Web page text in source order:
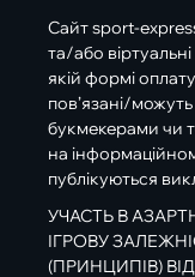
Сайт sport-
та/або
якій формі
пов’язані/
букмекерами чи
на
публікуються
УЧАСТЬ В
ІГРОВУ
(ПРИНЦИПІВ)